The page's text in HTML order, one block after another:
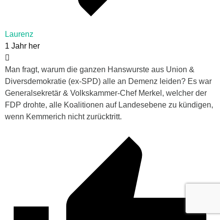
Laurenz
1 Jahr her
Man fragt, warum die ganzen Hanswurste aus Union &
Diversdemokratie (ex-SPD) alle an Demenz leiden? Es war
Generalsekretär & Volkskammer-Chef Merkel, welcher der
FDP drohte, alle Koalitionen auf Landesebene zu kündigen,
wenn Kemmerich nicht zurücktritt.